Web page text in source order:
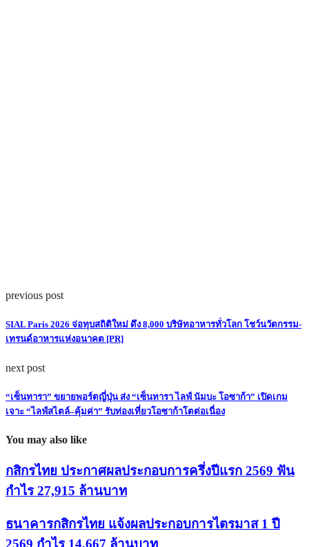
previous post
SIAL Paris 2026 จ่อทุบสถิติใหม่ ดึง 8,000 บริษัทอาหารทั่วโลก โชว์นวัตกรรม-
เทรนด์อาหารแห่งอนาคต [PR]
next post
“เซ็นทารา” ขยายพอร์ตญี่ปุ่น ส่ง “เซ็นทารา ไลฟ์ นัมบะ โอซาก้า” เปิดเกม
เจาะ “ไลฟ์สไตล์–คุ้มค่า” รับท่องเที่ยวโอซาก้าโตต่อเนื่อง
You may also like
กสิกรไทย ประกาศผลประกอบการครึ่งปีแรก 2569 ฟัน
กำไร 27,915 ล้านบาท
ธนาคารกสิกรไทย แจ้งผลประกอบการไตรมาส 1 ปี
2569 กำไร 14,667 ล้านบาท